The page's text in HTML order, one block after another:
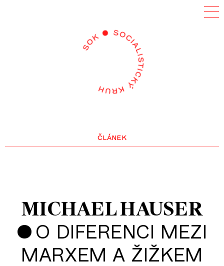
článek
MICHAEL HAUSER
• O DIFERENCI MEZI
MARXEM A ŽIŽKEM